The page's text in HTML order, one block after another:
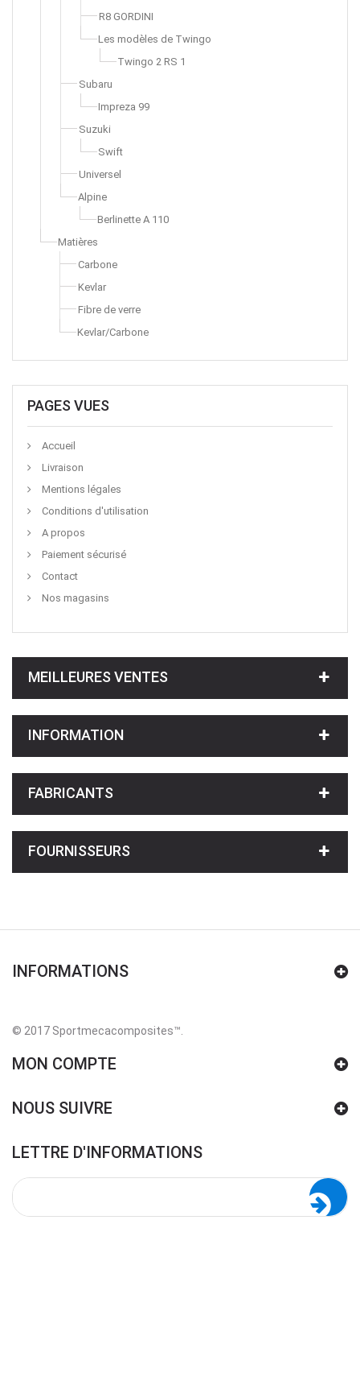
R8 GORDINI
Les modèles de Twingo
Twingo 2 RS 1
Subaru
Impreza 99
Suzuki
Swift
Universel
Alpine
Berlinette A 110
Matières
Carbone
Kevlar
Fibre de verre
Kevlar/Carbone
PAGES VUES
Accueil
Livraison
Mentions légales
Conditions d'utilisation
A propos
Paiement sécurisé
Contact
Nos magasins
MEILLEURES VENTES
INFORMATION
FABRICANTS
FOURNISSEURS
INFORMATIONS
© 2017 Sportmecacomposites™
MON COMPTE
NOUS SUIVRE
LETTRE D'INFORMATIONS